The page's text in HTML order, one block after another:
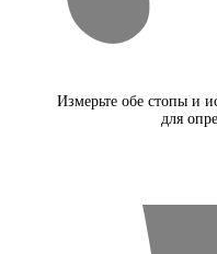
Измерьте обе стопы и
для